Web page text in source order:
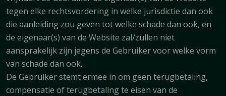
tegen elke rechtsvordering in welke jurisdictie dan ook
die aanleiding zou geven tot welke schade dan ook, en
de eigenaar(s) van de Website zal/zullen niet
aansprakelijk zijn jegens de Gebruiker voor welke vorm
van schade dan ook.
De Gebruiker stemt ermee in om geen terugbetaling,
compensatie of terugbetaling te eisen van de